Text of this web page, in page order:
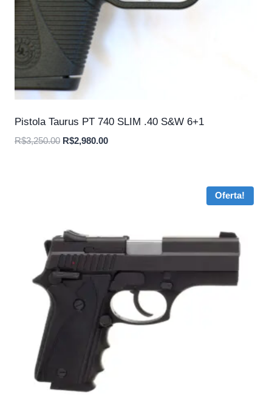
Pistola Taurus PT 740 SLIM .40 S&W 6+1
R$3,250.00 O
R$2,980.00O
Oferta!